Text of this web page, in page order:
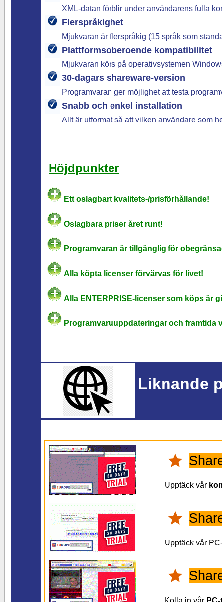
XML-datan förblir under användarens fulla
Flerspråkighet
Mjukvaran är flerspråkig (15 språk som
Plattformsoberoende kompatibilitet
Mjukvaran körs på operativsystemen
30-dagars shareware-version
Programvaran ger möjlighet att testa
Snabb och enkel installation
Allt är utformat så att vilken användare som
Höjdpunkter
Ett oslagbart kvalitets-/prisförhållande!
Oslagbara priser året runt!
Programvaran är tillgänglig för
Alla köpta licenser förvärvas för livet!
Alla ENTERPRISE-licenser som köps är
Programvaruuppdateringar och framtida
Liknande
Upptäck vår
Upptäck vår
Kolla in vår